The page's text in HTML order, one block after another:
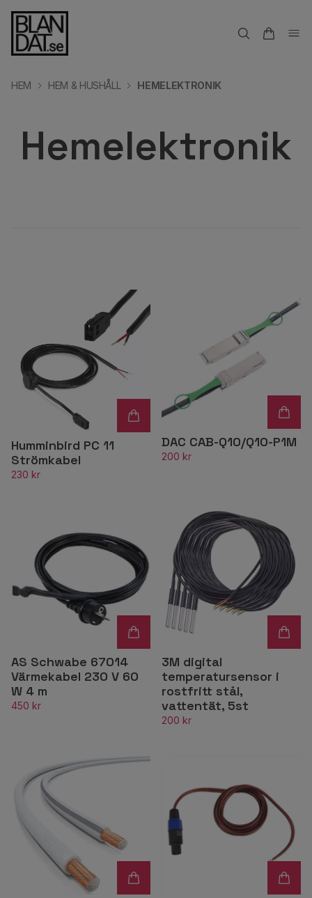
HEM HEM & HUSHÅLL HEMELEKTRONIK
Hemelektronik
Humminbird PC 11
Strömkabel
230 kr
DAC CAB-Q10/Q10-P1M
200 kr
AS Schwabe 67014
Värmekabel 230 V 60
W 4 m
450 kr
3M digital
temperatursensor i
rostfritt stål,
vattentät, 5st
200 kr